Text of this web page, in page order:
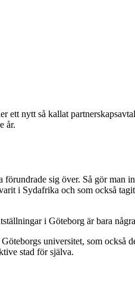
nytt så kallat
år.
sig över. Så gör
i Sydafrika och som också
i Göteborg är bara
universitet, som
stad för själva.